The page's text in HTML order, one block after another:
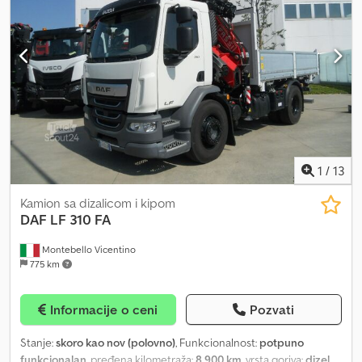
Agkjkr Bachar Ibrahim / Arapski / Engleski / Nemački – Servis za
registraciju, tehnički pregled/inspekcija, prevoz do luke Dizel
motor, klima uređaj, osnovna boja: bela Dodatna oprema ABS,
pogon na sva četiri točka, spreman za upotrebu, hidraulika za
grablje, gumena traka, hidraulika za čekić, kabina, sistem za brzu
zamenu priključaka, zaštitni krov, video uređaj Tip nadogradnje:
Takeuchi TB 1140, 14 t, godište 2006, sistem za brzu zamenu
priključaka, funkcija okretanja, klima uređaj, 5 kašika, radio,
spreman za upotrebu i u odličnom stanju. Greške i izmene su
moguće.
1 / 13
Montebello Vicentino
775 km
Kamion sa dizalicom i kipom
DAF LF 310 FA
Informacije o ceni Pozvati
Stanje:skoro kao nov (polovno), Funkcionalnost: potpuno